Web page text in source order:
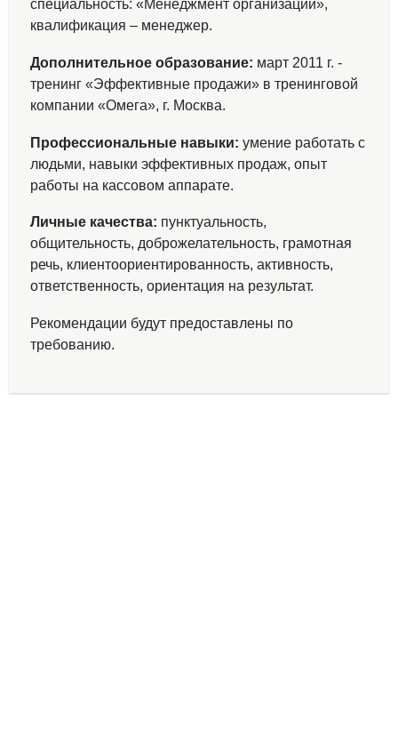
специальность: «Менеджмент организации»,
квалификация – менеджер.
Дополнительное образование: март 2011 г. -
тренинг «Эффективные продажи» в тренинговой
компании «Омега», г. Москва.
Профессиональные навыки: умение работать с
людьми, навыки эффективных продаж, опыт
работы на кассовом аппарате.
Личные качества: пунктуальность,
общительность, доброжелательность, грамотная
речь, клиентоориентированность, активность,
ответственность, ориентация на результат.
Рекомендации будут предоставлены по
требованию.